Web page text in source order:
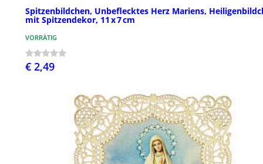
Spitzenbildchen, Unbeflecktes Herz Mariens,
mit Spitzendekor, 11 x 7 cm
VORRÄTIG
€ 2,49